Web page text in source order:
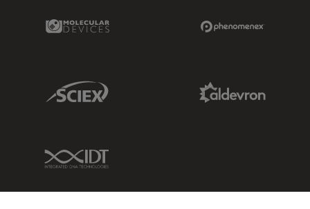
Molecular Devices Link
Sciex Link
IDT Link